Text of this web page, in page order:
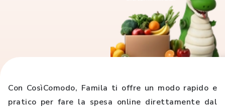
Con CosìComodo, Famila ti offre un modo rapido e
pratico per fare la spesa online direttamente dal